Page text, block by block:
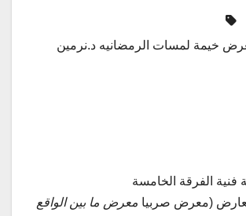
خيمة لمسات الرمضانيه د.نرمين
فنية الفرقة الخامسة
(معرض صربيا معرض ما بين الواقع